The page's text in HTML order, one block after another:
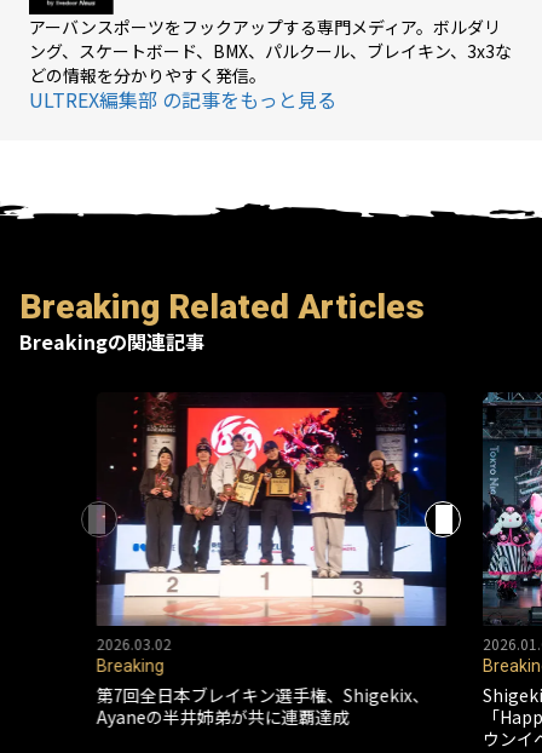
アーバンスポーツをフックアップする専門メディア。ボルダリ
ング、スケートボード、BMX、パルクール、ブレイキン、3x3な
どの情報を分かりやすく発信。
ULTREX編集部 の記事をもっと見る
Breaking Related Articles
Breakingの関連記事
2026.03.02
Breaking
第7回全日本ブレイキン選手権、Shigekix、
Ayaneの半井姉弟が共に連覇達成
「
ウンイ